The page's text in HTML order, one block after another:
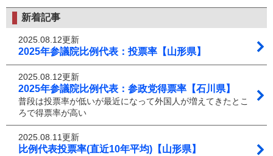
新着記事
2025.08.12更新
2025年参議院比例代表：投票率【山形県】
2025.08.12更新
2025年参議院比例代表：参政党得票率【石川県】
普段は投票率が低いが最近になって外国人が増えてきたとこ
ろで得票率が高い
2025.08.11更新
比例代表投票率(直近10年平均)【山形県】